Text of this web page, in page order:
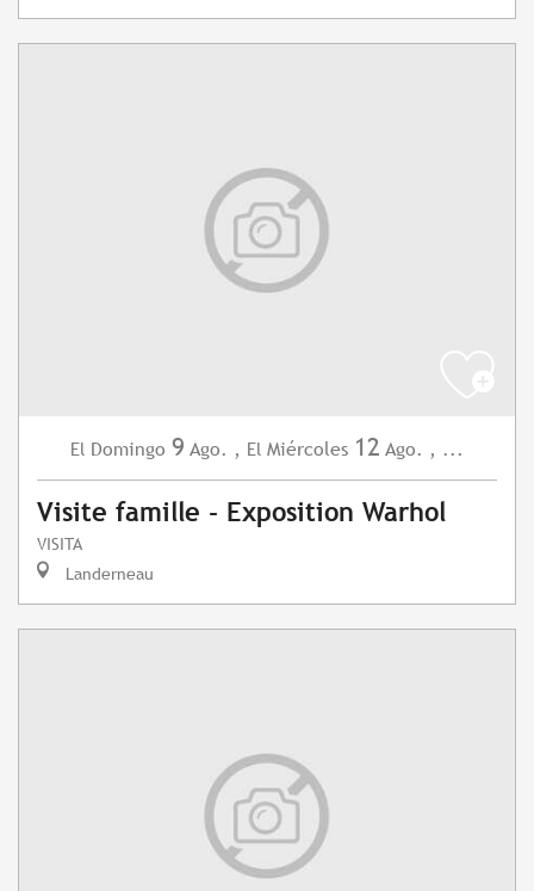
El Domingo 9 Ago. , El Miércoles 12 Ago. , ...
Visite famille - Exposition Warhol
VISITA
Landerneau